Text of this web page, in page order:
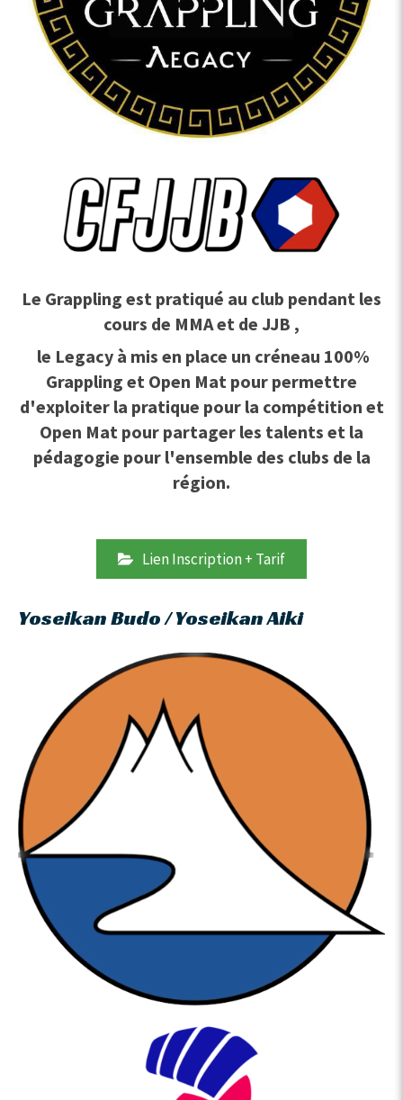
Le Grappling est pratiqué au club pendant les
cours de MMA et de JJB ,
le Legacy à mis en place un créneau 100%
Grappling et Open Mat pour permettre
d'exploiter la pratique pour la compétition et
Open Mat pour partager les talents et la
pédagogie pour l'ensemble des clubs de la
région.
Lien Inscription + Tarif
Yoseikan Budo / Yoseikan Aiki